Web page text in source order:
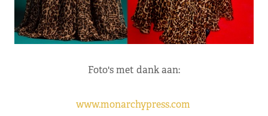
Foto's met dank aan:
www.monarchypress.com